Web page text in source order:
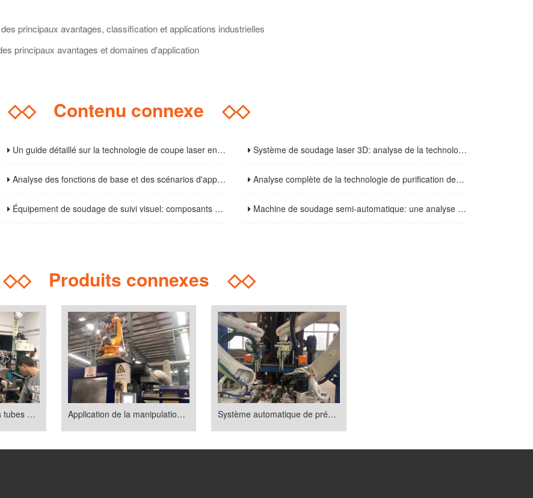
principaux avantages, classification et applications industrielles
principaux avantages et domaines d'application
◇◇Contenu connexe ◇◇
Un guide détaillé sur la technologie de coupe laser en acier inoxydable : du principe à l'exploitation pratique Système de soudage laser 3D: analyse de la technologie de base qui conduit à la mise à niveau de l'industrie manufacturière
Analyse des fonctions de base et des scénarios d'application des cabines de soudure: installations essentielles pour améliorer la sécurité et l'efficacité de la soudure Analyse complète de la technologie de purification des fumées de soudage: solutions de traitement à haut rendement et scénarios d'application
Équipement de soudage de suivi visuel: composants de base, paramètres techniques et guide de sélection Machine de soudage semi-automatique: une analyse complète des principes de base, des scénarios d'application et des spécifications de fonctionnement
◇◇Produits connexes ◇◇
Robot manipulant des tubes en verre Application de la manipulation robotique dans la transformation de machines de moulage par injection Système automatique de préhension et d'assemblage des roues de guidage